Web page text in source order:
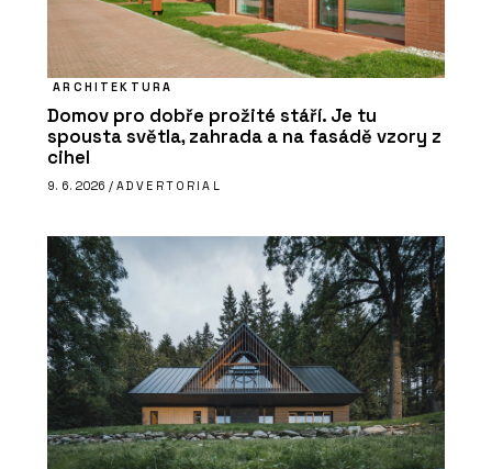
ARCHITEKTURA
Domov pro dobře prožité stáří. Je tu
spousta světla, zahrada a na fasádě vzory z
cihel
9. 6. 2026 / ADVERTORIAL